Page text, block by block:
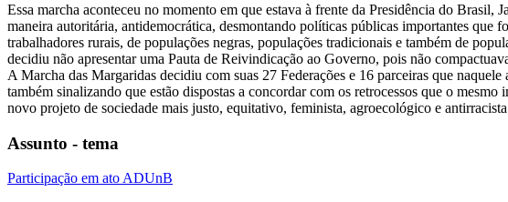
Essa marcha aconteceu no momento em que estava à frente da Presidência do
maneira autoritária, antidemocrática, desmontando políticas públicas importantes que
trabalhadores rurais, de populações negras, populações tradicionais e também de
decidiu não apresentar uma Pauta de Reivindicação ao Governo, pois não
A Marcha das Margaridas decidiu com suas 27 Federações e 16 parceiras que
também sinalizando que estão dispostas a concordar com os retrocessos que o
novo projeto de sociedade mais justo, equitativo, feminista, agroecológico e
Assunto - tema
Participação em ato ADUnB